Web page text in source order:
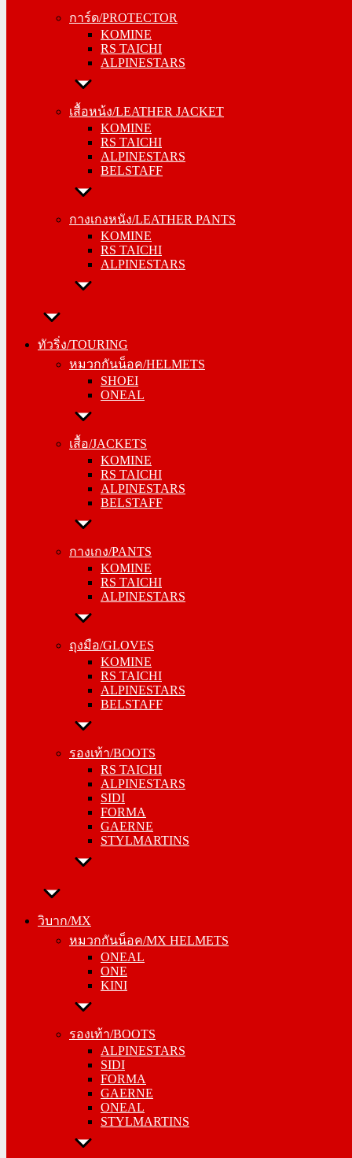
การ์ด/PROTECTOR
KOMINE
RS TAICHI
ALPINESTARS
เสื้อหน้ง/LEATHER JACKET
KOMINE
RS TAICHI
ALPINESTARS
BELSTAFF
กางเกงหนัง/LEATHER PANTS
KOMINE
RS TAICHI
ALPINESTARS
ทัวริ่ง/TOURING
หมวกกันน็อค/HELMETS
SHOEI
ONEAL
เสื้อ/JACKETS
KOMINE
RS TAICHI
ALPINESTARS
BELSTAFF
กางเกง/PANTS
KOMINE
RS TAICHI
ALPINESTARS
ถุงมือ/GLOVES
KOMINE
RS TAICHI
ALPINESTARS
BELSTAFF
รองเท้า/BOOTS
RS TAICHI
ALPINESTARS
SIDI
FORMA
GAERNE
STYLMARTINS
วิบาก/MX
หมวกกันน็อค/MX HELMETS
ONEAL
ONE
KINI
รองเท้า/BOOTS
ALPINESTARS
SIDI
FORMA
GAERNE
ONEAL
STYLMARTINS
RS TAICHI
ALPINESTARS
เสื้อหน้ง/LEATHER JACKET
RS TAICHI
ALPINESTARS
BELSTAFF
กางเกงหนัง/LEATHER PANTS
RS TAICHI
ALPINESTARS
ทัวริ่ง/TOURING
SHOEI
ONEAL
เสื้อ/JACKETS
RS TAICHI
ALPINESTARS
BELSTAFF
กางเกง/PANTS
RS TAICHI
ALPINESTARS
ถุงมือ/GLOVES
RS TAICHI
ALPINESTARS
BELSTAFF
รองเท้า/BOOTS
ALPINESTARS
SIDI
FORMA
GAERNE
STYLMARTINS
วิบาก/MX
ONE
KINI
รองเท้า/BOOTS
SIDI
FORMA
GAERNE
ONEAL
STYLMARTINS
ชุด/JERSEY&PANTS